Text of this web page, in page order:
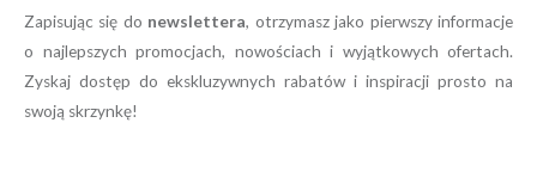
Zapisując się do newslettera, otrzymasz jako pierwszy informacje
o najlepszych promocjach, nowościach i wyjątkowych ofertach.
Zyskaj dostęp do ekskluzywnych rabatów i inspiracji prosto na
swoją skrzynkę!